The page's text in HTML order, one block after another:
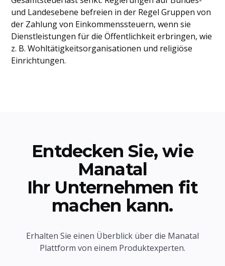
und Landesebene befreien in der Regel Gruppen von
der Zahlung von Einkommenssteuern, wenn sie
Dienstleistungen für die Öffentlichkeit erbringen, wie
z. B. Wohltätigkeitsorganisationen und religiöse
Einrichtungen.
Entdecken Sie, wie
Manatal
Ihr Unternehmen fit
machen kann.
Erhalten Sie einen Überblick über die Manatal
Plattform von einem Produktexperten.